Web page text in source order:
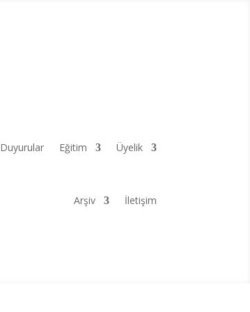
Duyurular Eğitim Üyelik
Arşiv İletişim